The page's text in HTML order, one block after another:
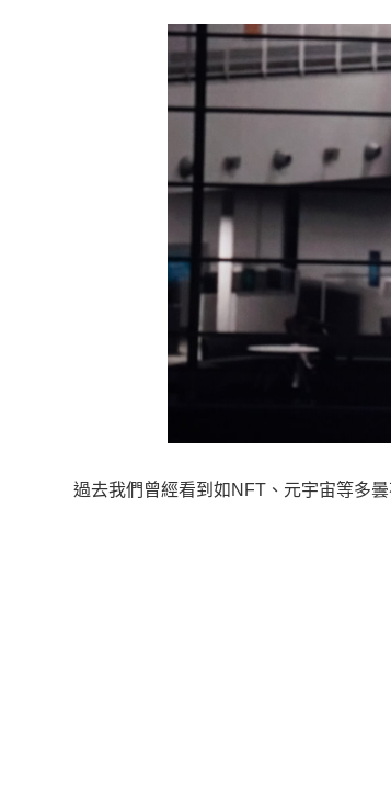
過去我們曾經看到如NFT、元宇宙等多